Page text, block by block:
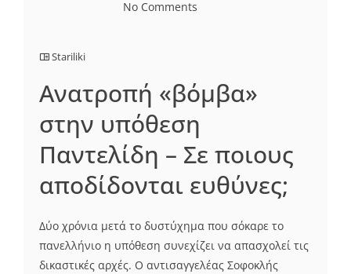
No Comments
Stariliki
Ανατροπή «βόμβα»
στην υπόθεση
Παντελίδη – Σε ποιους
αποδίδονται ευθύνες;
Δύο χρόνια μετά το δυστύχημα που σόκαρε το
πανελλήνιο η υπόθεση συνεχίζει να απασχολεί τις
δικαστικές αρχές. Ο αντισαγγελέας Σοφοκλής